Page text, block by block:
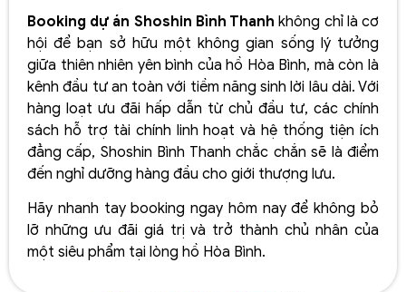
Booking dự án Shoshin Bình Thanh không chỉ là cơ
hội để bạn sở hữu một không gian sống lý tưởng
giữa thiên nhiên yên bình của hồ Hòa Bình, mà còn là
kênh đầu tư an toàn với tiềm năng sinh lời lâu dài. Với
hàng loạt ưu đãi hấp dẫn từ chủ đầu tư, các chính
sách hỗ trợ tài chính linh hoạt và hệ thống tiện ích
đẳng cấp, Shoshin Bình Thanh chắc chắn sẽ là điểm
đến nghỉ dưỡng hàng đầu cho giới thượng lưu.
Hãy nhanh tay booking ngay hôm nay để không bỏ
lỡ những ưu đãi giá trị và trở thành chủ nhân của
một siêu phẩm tại lòng hồ Hòa Bình.